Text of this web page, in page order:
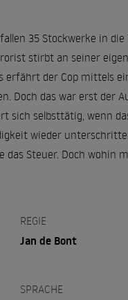
35 Stockwerke in die
stirbt an seiner
erfährt der Cop mittels
Doch das war erst der
sich selbsttätig, wenn
wieder
das Steuer. Doch wohin
REGIE
Jan de Bont
SPRACHE